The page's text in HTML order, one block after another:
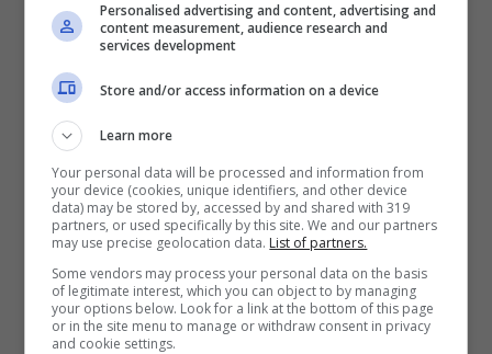
Dalla texture al formato:
creare un bagno in gres
porcellanato di carattere
Personalised advertising and content, advertising and
content measurement, audience research and
services development
Store and/or access information on a device
Learn more
Your personal data will be processed and information from
your device (cookies, unique identifiers, and other device
data) may be stored by, accessed by and shared with 319
partners, or used specifically by this site. We and our partners
may use precise geolocation data. List of partners.
Some vendors may process your personal data on the basis
of legitimate interest, which you can object to by managing
your options below. Look for a link at the bottom of this page
or in the site menu to manage or withdraw consent in privacy
and cookie settings.